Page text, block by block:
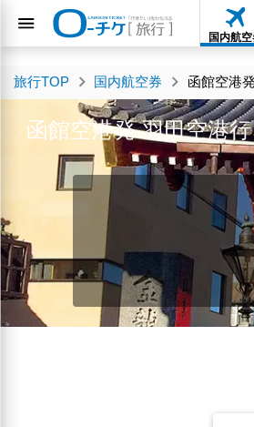
国内航
旅行TOP 国内航空券 函館空港
函館空港発 羽田空港